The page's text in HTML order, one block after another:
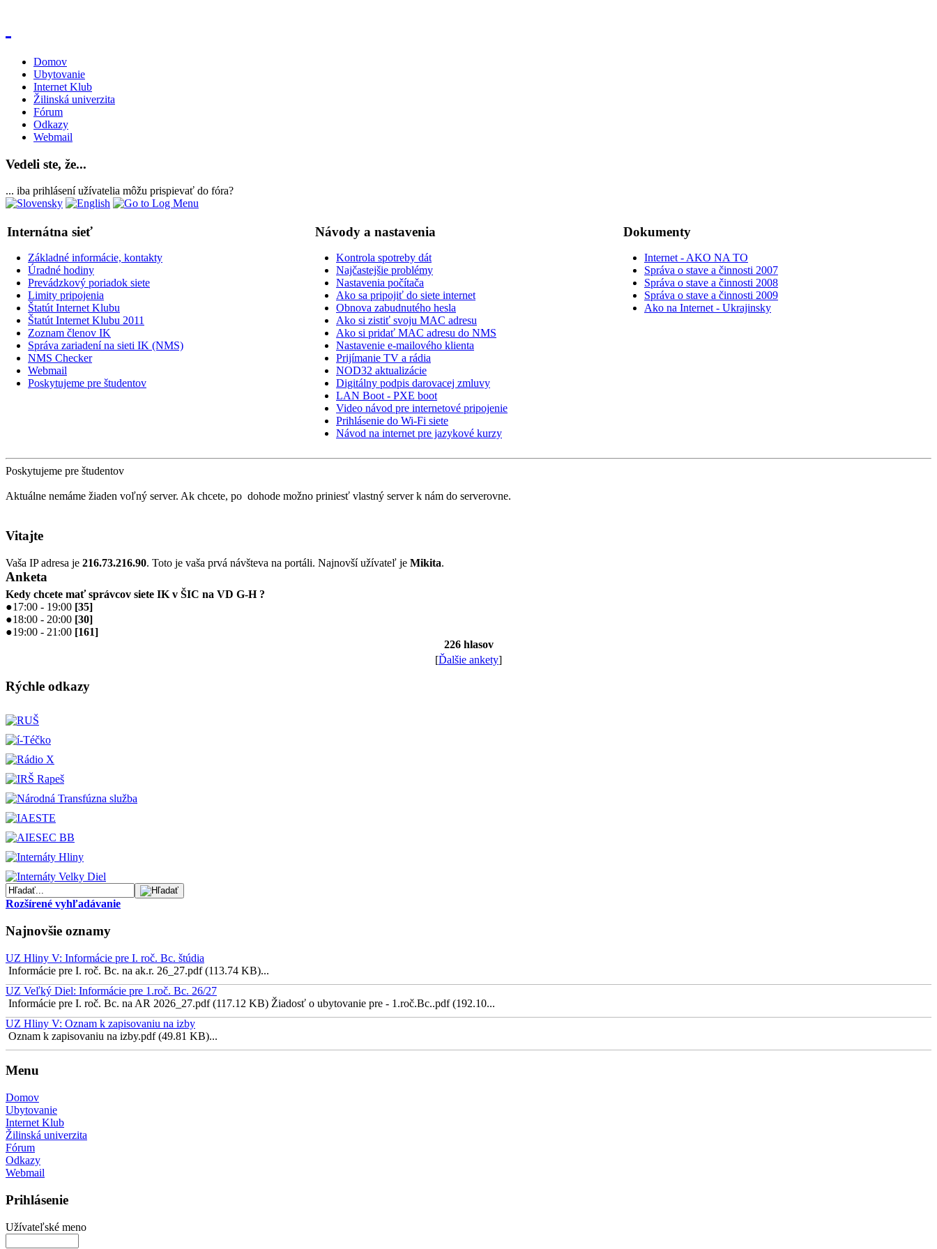
Domov
Ubytovanie
Internet Klub
Žilinská univerzita
Fórum
Odkazy
Webmail
Vedeli ste, že...
... iba prihlásení užívatelia môžu prispievať do fóra?
Internátna sieť Návody a nastavenia Dokumenty
Základné informácie, kontakty
Úradné hodiny
Prevádzkový poriadok siete
Limity pripojenia
Štatút Internet Klubu
Štatút Internet Klubu 2011
Zoznam členov IK
Správa zariadení na sieti IK (NMS)
NMS Checker
Webmail
Poskytujeme pre študentov
Kontrola spotreby dát
Najčastejšie problémy
Nastavenia počítača
Ako sa pripojiť do siete internet
Obnova zabudnutého hesla
Ako si zistiť svoju MAC adresu
Ako si pridať MAC adresu do NMS
Nastavenie e-mailového klienta
Prijímanie TV a rádia
NOD32 aktualizácie
Digitálny podpis darovacej zmluvy
LAN Boot - PXE boot
Video návod pre internetové pripojenie
Prihlásenie do Wi-Fi siete
Návod na internet pre jazykové kurzy
Internet - AKO NA TO
Správa o stave a činnosti 2007
Správa o stave a činnosti 2008
Správa o stave a činnosti 2009
Ako na Internet - Ukrajinsky
Poskytujeme pre študentov
Aktuálne nemáme žiaden voľný server. Ak chcete, po dohode možno priniesť vlastný server k nám do serverovne.
Vitajte
Vaša IP adresa je 216.73.216.90. Toto je vaša prvá návšteva na portáli. Najnovší užívateľ je Mikita.
Anketa
Kedy chcete mať správcov siete IK v ŠIC na VD G-H ?
●17:00 - 19:00 [35]
●18:00 - 20:00 [30]
●19:00 - 21:00 [161]
226 hlasov
[Ďalšie ankety]
Rýchle odkazy
Rozšírené vyhľadávanie
Najnovšie oznamy
UZ Hliny V: Informácie pre I. roč. Bc. štúdia
Informácie pre I. roč. Bc. na ak.r. 26_27.pdf (113.74 KB)...
UZ Veľký Diel: Informácie pre 1.roč. Bc. 26/27
Informácie pre I. roč. Bc. na AR 2026_27.pdf (117.12 KB) Žiadosť o ubytovanie pre - 1.roč.Bc..pdf (192.10...
UZ Hliny V: Oznam k zapisovaniu na izby
Oznam k zapisovaniu na izby.pdf (49.81 KB)...
Menu
Domov
Ubytovanie
Internet Klub
Žilinská univerzita
Fórum
Odkazy
Webmail
Prihlásenie
Užívateľské meno